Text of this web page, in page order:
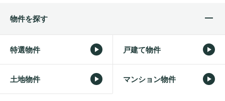
物件を探す
特選物件 戸建て物件
土地物件 マンション物件